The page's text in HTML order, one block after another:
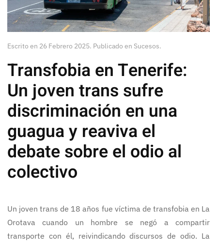
Escrito en 26 Febrero 2025. Publicado en Sucesos.
Transfobia en Tenerife:
Un joven trans sufre
discriminación en una
guagua y reaviva el
debate sobre el odio al
colectivo
Un joven trans de 18 años fue víctima de transfobia en La
Orotava cuando un hombre se negó a compartir
transporte con él, reivindicando discursos de odio. La